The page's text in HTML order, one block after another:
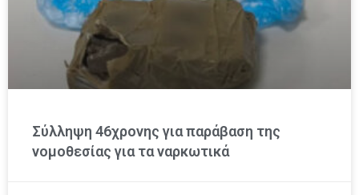
Σύλληψη 46χρονης για παράβαση της
νομοθεσίας για τα ναρκωτικά